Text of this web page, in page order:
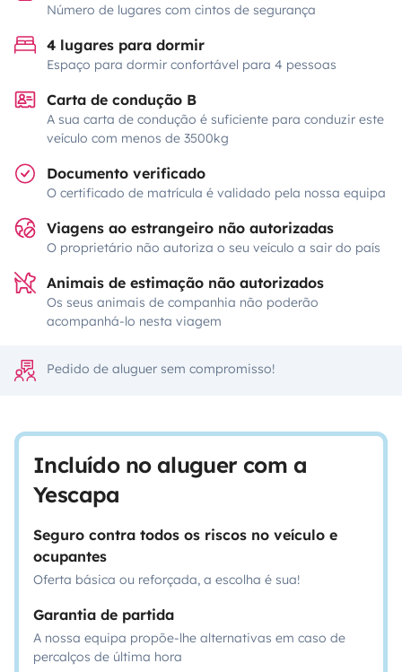
Número de lugares com cintos de segurança
4 lugares para dormir
Espaço para dormir confortável para 4 pessoas
Carta de condução B
A sua carta de condução é suficiente para conduzir este
veículo com menos de 3500kg
Documento verificado
O certificado de matrícula é validado pela nossa equipa
Viagens ao estrangeiro não autorizadas
O proprietário não autoriza o seu veículo a sair do país
Animais de estimação não autorizados
Os seus animais de companhia não poderão
acompanhá-lo nesta viagem
Pedido de aluguer sem compromisso!
Incluído no aluguer com a
Yescapa
Seguro contra todos os riscos no veículo e
ocupantes
Oferta básica ou reforçada, a escolha é sua!
Garantia de partida
A nossa equipa propõe-lhe alternativas em caso de
percalços de última hora